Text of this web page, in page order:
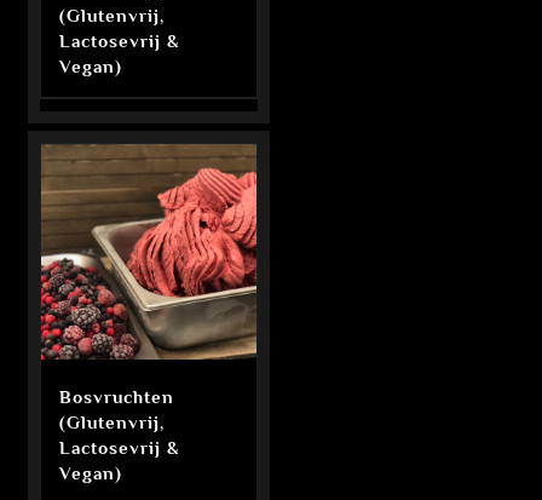
(Glutenvrij,
Lactosevrij &
Vegan)
Bosvruchten
(Glutenvrij,
Lactosevrij &
Vegan)